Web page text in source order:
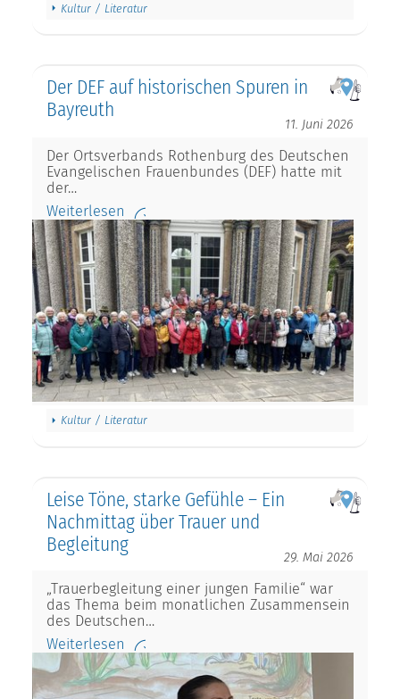
Kultur / Literatur
Der DEF auf historischen Spuren in
Bayreuth
11. Juni 2026
Der Ortsverbands Rothenburg des Deutschen
Evangelischen Frauenbundes (DEF) hatte mit
der…
Weiterlesen
Kultur / Literatur
Leise Töne, starke Gefühle – Ein
Nachmittag über Trauer und
Begleitung
29. Mai 2026
„Trauerbegleitung einer jungen Familie“ war
das Thema beim monatlichen Zusammensein
des Deutschen…
Weiterlesen